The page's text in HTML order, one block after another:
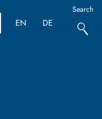
EN DE
Search